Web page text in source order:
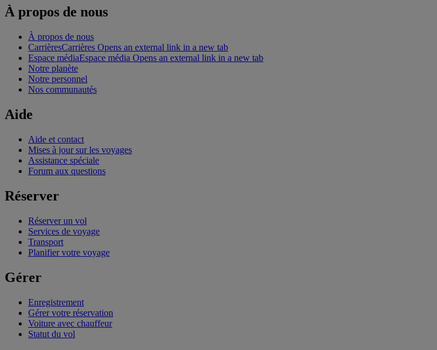
À propos de nous
À propos de nous
CarrièresCarrières Opens an external link in a new tab
Espace médiaEspace média Opens an external link in a new tab
Notre planète
Notre personnel
Nos communautés
Aide
Aide et contact
Mises à jour sur les voyages
Assistance spéciale
Forum aux questions
Réserver
Réserver un vol
Services de voyage
Transport
Planifier votre voyage
Gérer
Enregistrement
Gérer votre réservation
Voiture avec chauffeur
Statut du vol